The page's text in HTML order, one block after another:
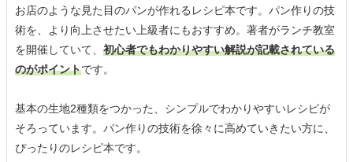
お店のような見た目のパンが作れるレシピ本です。パン作りの技
術を、より向上させたい上級者にもおすすめ。著者がランチ教室
を開催していて、 初心者でもわかりやすい解説が記載されている
のがポイントです。
基本の生地2種類をつかった、シンプルでわかりやすいレシピが
そろっています。パン作りの技術を徐々に高めていきたい方に、
ぴったりのレシピ本です。